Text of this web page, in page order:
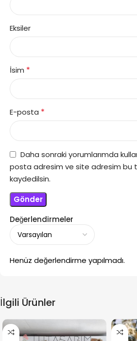
Değerlendirmeler
Henüz değerlendirme yapılmadı.
Eksiler
İsim *
E-posta *
Daha sonraki yorumlarımda
posta adresim ve site adresim bu
kaydedilsin.
İlgili Ürünler